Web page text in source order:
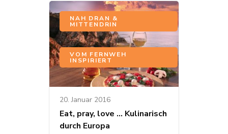
NAH DRAN &
MITTENDRIN
,
VOM FERNWEH
INSPIRIERT
20. Januar 2016
Eat, pray, love … Kulinarisch
durch Europa